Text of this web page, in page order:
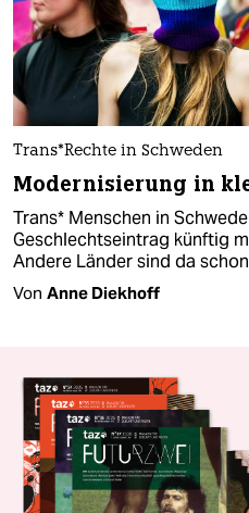
Trans*­Rech­te in Schweden
Modernisierung in
Trans* Menschen in
Geschlechtseintrag künftig
Andere Länder sind da
Von Anne Diekhoff